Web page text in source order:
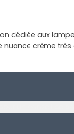
dédiée aux
nuance crème